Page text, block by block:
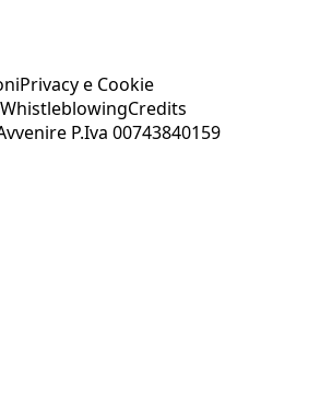
Privacy e Cookie
WhistleblowingCredits
P.Iva 00743840159